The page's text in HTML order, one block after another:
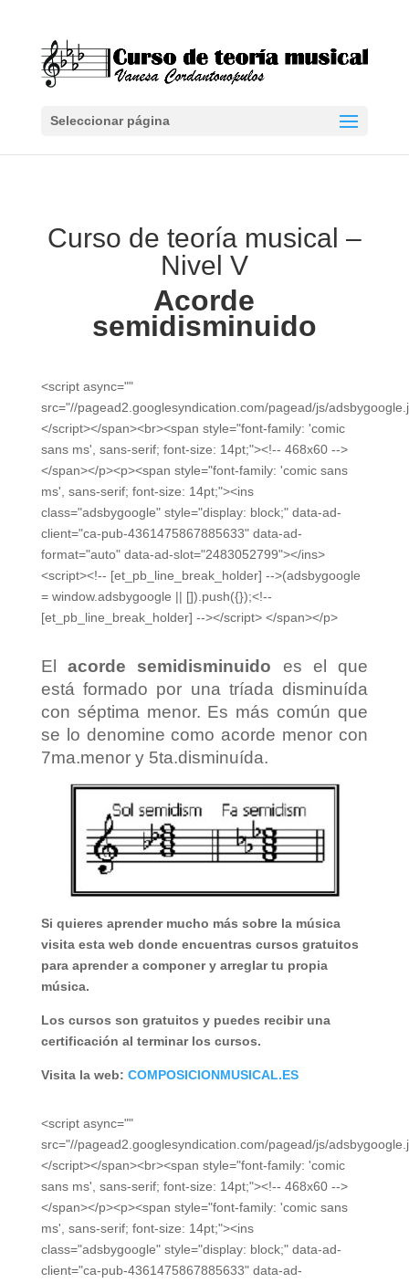
Seleccionar página
Curso de teoría musical –
Nivel V
Acorde
semidisminuido
<script async=""
src="//pagead2.googlesyndication.com/pagead/js/
</script></span><br><span style="font-family: 'comic
sans ms', sans-serif; font-size: 14pt;"><!-- 468x60 -->
</span></p><p><span style="font-family: 'comic sans
ms', sans-serif; font-size: 14pt;"><ins
class="adsbygoogle" style="display: block;" data-ad-
client="ca-pub-4361475867885633" data-ad-
format="auto" data-ad-slot="2483052799"></ins>
<script><!-- [et_pb_line_break_holder] -->(adsbygoogle
= window.adsbygoogle || []).push({});<!--
[et_pb_line_break_holder] --></script> </span></p>
Elacorde semidisminuido es el que
está formado por una tríada disminuída
con séptima menor. Es más común que
se lo denomine como acorde menor con
7ma.menor y 5ta.disminuída.
Si quieres aprender mucho más sobre la música
visita esta web donde encuentras cursos gratuitos
para aprender a componer y arreglar tu propia
música.
Los cursos son gratuitos y puedes recibir una
certificación al terminar los cursos.
Visita la web: COMPOSICIONMUSICAL.ES
<script async=""
src="//pagead2.googlesyndication.com/pagead/js/
</script></span><br><span style="font-family: 'comic
sans ms', sans-serif; font-size: 14pt;"><!-- 468x60 -->
</span></p><p><span style="font-family: 'comic sans
ms', sans-serif; font-size: 14pt;"><ins
class="adsbygoogle" style="display: block;" data-ad-
client="ca-pub-4361475867885633" data-ad-